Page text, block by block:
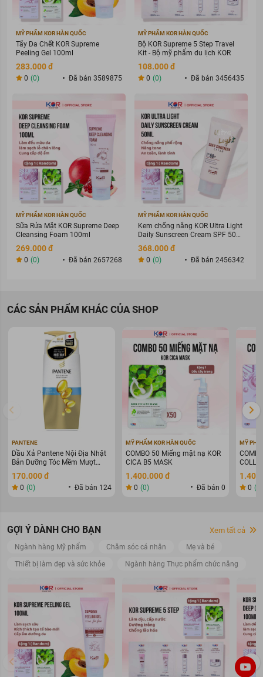
MỸ PHẨM KOR HÀN QUỐC
Tẩy Da Chết KOR Supreme
Peeling Gel 100ml
283.000 đ
0 (0) Đã bán 3589875
MỸ PHẨM KOR HÀN QUỐC
Bộ KOR Supreme 5 Step Travel
Kit - Bộ mỹ phẩm du lịch KOR
108.000 đ
0 (0) Đã bán 3456435
MỸ PHẨM KOR HÀN QUỐC
Sữa Rửa Mặt KOR Supreme Deep
Cleansing Foam 100ml
269.000 đ
0 (0) Đã bán 2657268
MỸ PHẨM KOR HÀN QUỐC
Kem chống nắng KOR Ultra Light
Daily Sunscreen Cream SPF 50+
PA ++++
368.000 đ
0 (0) Đã bán 2456342
CÁC SẢN PHẨM KHÁC CỦA SHOP
PANTENE
Dầu Xả Pantene Nội Địa Nhật
Bản Dưỡng Tóc Mềm Mượt
170.000 đ
0 (0) Đã bán 124
MỸ PHẨM KOR HÀN QUỐC
COMBO 50 Miếng mặt nạ KOR
CICA B5 MASK
1.400.000 đ
0 (0) Đã bán 0
MỸ
0 (0)
GỢI Ý DÀNH CHO BẠN
Ngành hàng Mỹ phẩm Chăm sóc cá nhân Mẹ và bé
Thiết bị làm đẹp và sức khỏe Ngành hàng Thực phẩm chức năng
Xem tất cả